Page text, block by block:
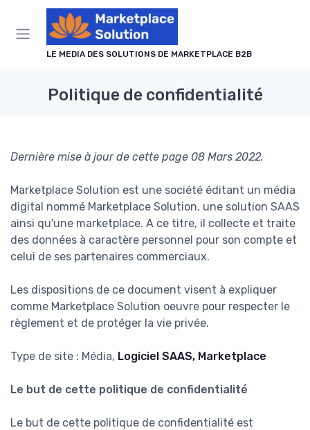
LE MEDIA DES SOLUTIONS DE MARKETPLACE B2B
Politique de confidentialité
Dernière mise à jour de cette page 08 Mars 2022.
Marketplace Solution est une société éditant un média
digital nommé Marketplace Solution, une solution SAAS
ainsi qu'une marketplace. A ce titre, il collecte et traite
des données à caractère personnel pour son compte et
celui de ses partenaires commerciaux.
Les dispositions de ce document visent à expliquer
comme Marketplace Solution oeuvre pour respecter le
règlement et de protéger la vie privée.
Type de site : Média, Logiciel SAAS, Marketplace
Le but de cette politique de confidentialité
Le but de cette politique de confidentialité est
Panneau de gestion des cookies